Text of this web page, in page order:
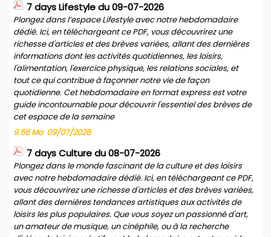
7 days Lifestyle du 09-07-2026
Plongez dans l’espace Lifestyle avec notre hebdomadaire
dédié. Ici, en téléchargeant ce PDF, vous découvrirez une
richesse d'articles et des brèves variées, allant des dernières
informations dont les activités quotidiennes, les loisirs,
l'alimentation, l'exercice physique, les relations sociales, et
tout ce qui contribue à façonner notre vie de façon
quotidienne. Cet hebdomadaire en format express est votre
guide incontournable pour découvrir l'essentiel des brèves de
cet espace de la semaine
9.56 Mo 09/07/2026
7 days Culture du 08-07-2026
Plongez dans le monde fascinant de la culture et des loisirs
avec notre hebdomadaire dédié. Ici, en téléchargeant ce PDF,
vous découvrirez une richesse d'articles et des brèves variées,
allant des dernières tendances artistiques aux activités de
loisirs les plus populaires. Que vous soyez un passionné d'art,
un amateur de musique, un cinéphile, ou à la recherche